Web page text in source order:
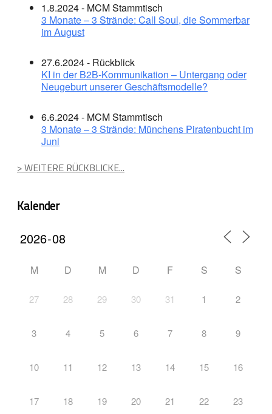
1.8.2024 - MCM Stammtisch
3 Monate – 3 Strände: Call Soul, die Sommerbar
im August
27.6.2024 - Rückblick
KI in der B2B-Kommunikation – Untergang oder
Neugeburt unserer Geschäftsmodelle?
6.6.2024 - MCM Stammtisch
3 Monate – 3 Strände: Münchens Piratenbucht im
Juni
> WEITERE RÜCKBLICKE...
Kalender
M D M D F S S
27 28 29 30 31 1 2
3 4 5 6 7 8 9
10 11 12 13 14 15 16
17 18 19 20 21 22 23